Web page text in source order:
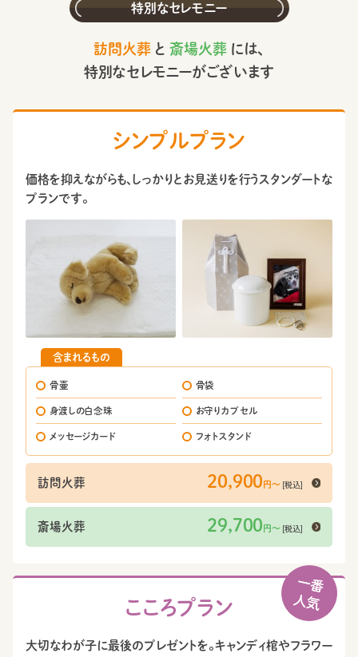
特別なセレモニー
訪問火葬 と 斎場火葬 には、
特別なセレモニーがございます
シンプルプラン
価格を抑えながらも、しっかりとお見送りを行うスタンダートな
プランです。
含まれるもの
骨壷 骨袋
身渡しの白念珠 お守りカプセル
メッセージカード フォトスタンド
訪問火葬 20,900円〜[税込]
斎場火葬 29,700円〜[税込]
こころプラン
大切なわが子に最後のプレゼントを。キャンディ棺やフラワー